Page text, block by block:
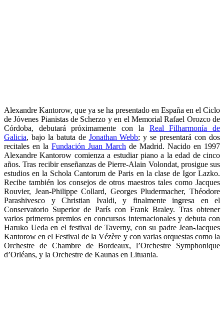
Alexandre Kantorow, que ya se ha presentado en España en el Ciclo
de Jóvenes Pianistas de Scherzo y en el Memorial Rafael Orozco de
Córdoba, debutará próximamente con la Real Filharmonía de
Galicia, bajo la batuta de Jonathan Webb; y se presentará con dos
recitales en la Fundación Juan March de Madrid. Nacido en 1997
Alexandre Kantorow comienza a estudiar piano a la edad de cinco
años. Tras recibir enseñanzas de Pierre-Alain Volondat, prosigue sus
estudios en la Schola Cantorum de Paris en la clase de Igor Lazko.
Recibe también los consejos de otros maestros tales como Jacques
Rouvier, Jean-Philippe Collard, Georges Pludermacher, Théodore
Parashivesco y Christian Ivaldi, y finalmente ingresa en el
Conservatorio Superior de París con Frank Braley. Tras obtener
varios primeros premios en concursos internacionales y debuta con
Haruko Ueda en el festival de Taverny, con su padre Jean-Jacques
Kantorow en el Festival de la Vézère y con varias orquestas como la
Orchestre de Chambre de Bordeaux, l’Orchestre Symphonique
d’Orléans, y la Orchestre de Kaunas en Lituania.